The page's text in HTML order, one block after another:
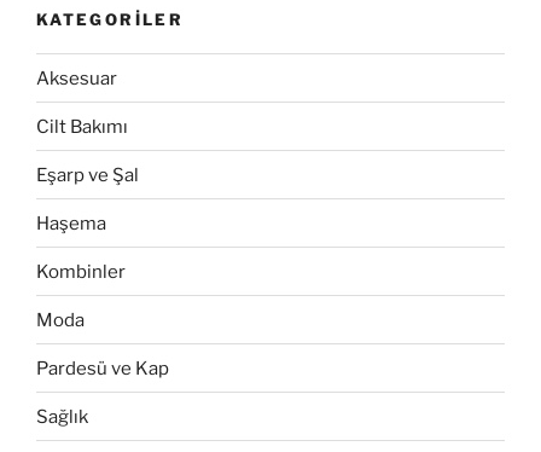
KATEGORILER
Aksesuar
Cilt Bakımı
Eşarp ve Şal
Haşema
Kombinler
Moda
Pardesü ve Kap
Sağlık